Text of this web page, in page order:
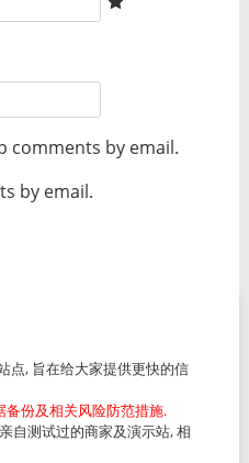
comments by email.
by email.
点, 旨在给大家提供更快的信
份及相关风险防范措施.
自测试过的商家及演示站, 相